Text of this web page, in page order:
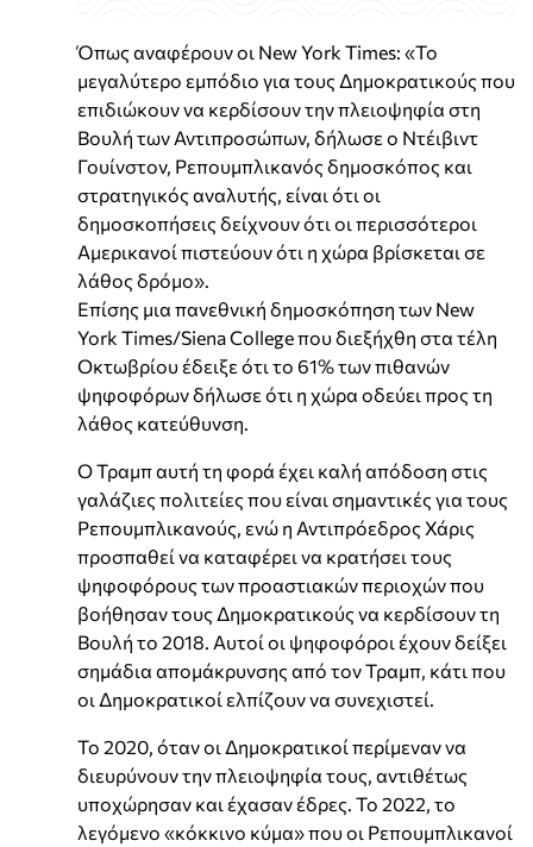
Όπως αναφέρουν οι New York Times: «Το
μεγαλύτερο εμπόδιο για τους Δημοκρατικούς που
επιδιώκουν να κερδίσουν την πλειοψηφία στη
Βουλή των Αντιπροσώπων, δήλωσε ο Ντέιβιντ
Γουίνστον, Ρεπουμπλικανός δημοσκόπος και
στρατηγικός αναλυτής, είναι ότι οι
δημοσκοπήσεις δείχνουν ότι οι περισσότεροι
Αμερικανοί πιστεύουν ότι η χώρα βρίσκεται σε
λάθος δρόμο».
Επίσης μια πανεθνική δημοσκόπηση των New
York Times/Siena College που διεξήχθη στα τέλη
Οκτωβρίου έδειξε ότι το 61% των πιθανών
ψηφοφόρων δήλωσε ότι η χώρα οδεύει προς τη
λάθος κατεύθυνση.
Ο Τραμπ αυτή τη φορά έχει καλή απόδοση στις
γαλάζιες πολιτείες που είναι σημαντικές για τους
Ρεπουμπλικανούς, ενώ η Αντιπρόεδρος Χάρις
προσπαθεί να καταφέρει να κρατήσει τους
ψηφοφόρους των προαστιακών περιοχών που
βοήθησαν τους Δημοκρατικούς να κερδίσουν τη
Βουλή το 2018. Αυτοί οι ψηφοφόροι έχουν δείξει
σημάδια απομάκρυνσης από τον Τραμπ, κάτι που
οι Δημοκρατικοί ελπίζουν να συνεχιστεί.
Το 2020, όταν οι Δημοκρατικοί περίμεναν να
διευρύνουν την πλειοψηφία τους, αντιθέτως
υποχώρησαν και έχασαν έδρες. Το 2022, το
λεγόμενο «κόκκινο κύμα» που οι Ρεπουμπλικανοί